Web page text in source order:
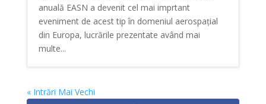
anuală EASN a devenit cel mai imprtant
eveniment de acest tip în domeniul aerospațial
din Europa, lucrările prezentate având mai
multe...
« Intrări Mai Vechi